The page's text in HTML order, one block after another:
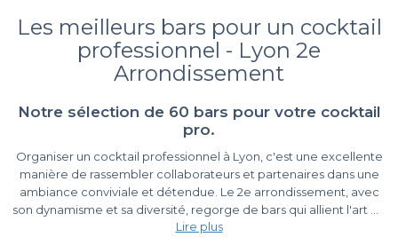
Les meilleurs bars pour un cocktail
professionnel - Lyon 2e
Arrondissement
Notre sélection de 60 bars pour votre cocktail
pro.
Organiser un cocktail professionnel à Lyon, c'est une excellente
manière de rassembler collaborateurs et partenaires dans une
ambiance conviviale et détendue. Le 2e arrondissement, avec
son dynamisme et sa diversité, regorge de bars qui allient l'art du
cocktail à une atmosphère propice aux échanges. Grâce à
Lire plus